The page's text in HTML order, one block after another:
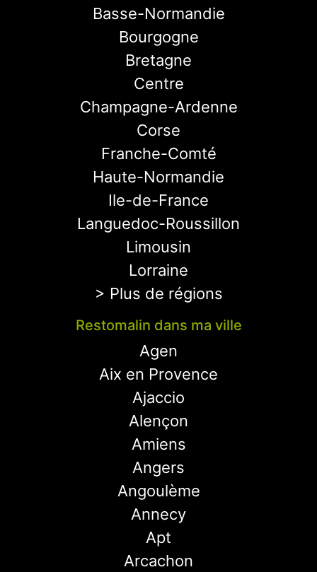
Basse-Normandie
Bourgogne
Bretagne
Centre
Champagne-Ardenne
Corse
Franche-Comté
Haute-Normandie
Ile-de-France
Languedoc-Roussillon
Limousin
Lorraine
> Plus de régions
Restomalin dans ma ville
Agen
Aix en Provence
Ajaccio
Alençon
Amiens
Angers
Angoulème
Annecy
Apt
Arcachon